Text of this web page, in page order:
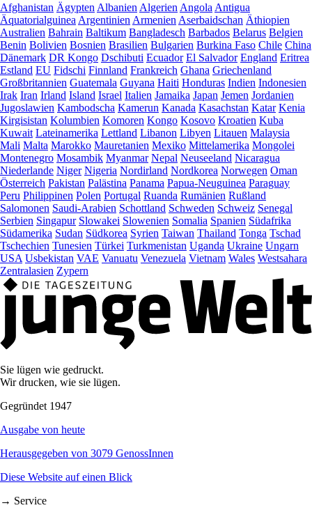
Afghanistan Ägypten Albanien Algerien Angola Antigua
Äquatorialguinea Argentinien Armenien Aserbaidschan Äthiopien
Australien Bahrain Baltikum Bangladesch Barbados Belarus Belgien
Benin Bolivien Bosnien Brasilien Bulgarien Burkina Faso Chile China
Dänemark DR Kongo Dschibuti Ecuador El Salvador England Eritrea
Estland EU Fidschi Finnland Frankreich Ghana Griechenland
Großbritannien Guatemala Guyana Haiti Honduras Indien Indonesien
Irak Iran Irland Island Israel Italien Jamaika Japan Jemen Jordanien
Jugoslawien Kambodscha Kamerun Kanada Kasachstan Katar Kenia
Kirgisistan Kolumbien Komoren Kongo Kosovo Kroatien Kuba
Kuwait Lateinamerika Lettland Libanon Libyen Litauen Malaysia
Mali Malta Marokko Mauretanien Mexiko Mittelamerika Mongolei
Montenegro Mosambik Myanmar Nepal Neuseeland Nicaragua
Niederlande Niger Nigeria Nordirland Nordkorea Norwegen Oman
Österreich Pakistan Palästina Panama Papua-Neuguinea Paraguay
Peru Philippinen Polen Portugal Ruanda Rumänien Rußland
Salomonen Saudi-Arabien Schottland Schweden Schweiz Senegal
Serbien Singapur Slowakei Slowenien Somalia Spanien Südafrika
Südamerika Sudan Südkorea Syrien Taiwan Thailand Tonga Tschad
Tschechien Tunesien Türkei Turkmenistan Uganda Ukraine Ungarn
USA Usbekistan VAE Vanuatu Venezuela Vietnam Wales Westsahara
Zentralasien Zypern
Sie lügen wie gedruckt.
Wir drucken, wie sie lügen.
Gegründet 1947
Ausgabe von heute
Herausgegeben von 3079 GenossInnen
Diese Website auf einen Blick
→ Service